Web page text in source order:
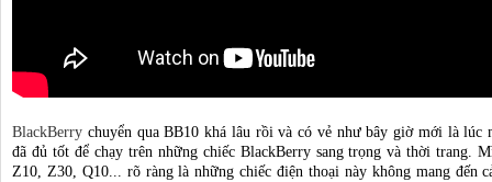
BlackBerry chuyển qua BB10 khá lâu rồi và có vẻ như bây giờ mới là lúc
đã đủ tốt để chạy trên những chiếc BlackBerry sang trọng và thời trang.
Z10, Z30, Q10... rõ ràng là những chiếc điện thoại này không mang đến